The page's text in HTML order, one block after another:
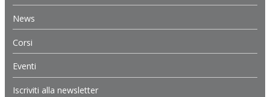
News
Corsi
Eventi
Iscriviti alla newsletter